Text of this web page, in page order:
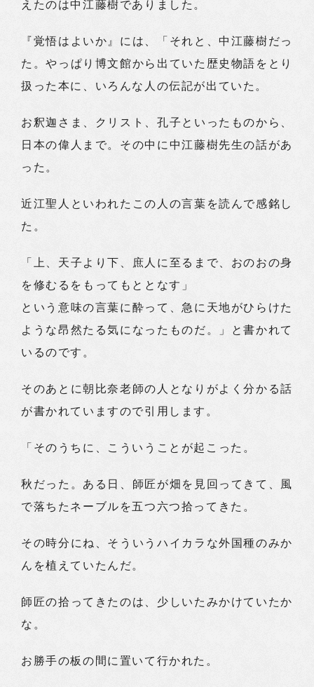
えたのは中江藤樹でありました。
『覚悟はよいか』には、「それと、中江藤樹だっ
た。やっぱり博文館から出ていた歴史物語をとり
扱った本に、いろんな人の伝記が出ていた。
お釈迦さま、クリスト、孔子といったものから、
日本の偉人まで。その中に中江藤樹先生の話があ
った。
近江聖人といわれたこの人の言葉を読んで感銘し
た。
「上、天子より下、庶人に至るまで、おのおの身
を修むるをもってもととなす」
という意味の言葉に酔って、急に天地がひらけた
ような昂然たる気になったものだ。」と書かれて
いるのです。
そのあとに朝比奈老師の人となりがよく分かる話
が書かれていますので引用します。
「そのうちに、こういうことが起こった。
秋だった。ある日、師匠が畑を見回ってきて、風
で落ちたネーブルを五つ六つ拾ってきた。
その時分にね、そういうハイカラな外国種のみか
んを植えていたんだ。
師匠の拾ってきたのは、少しいたみかけていたか
な。
お勝手の板の間に置いて行かれた。